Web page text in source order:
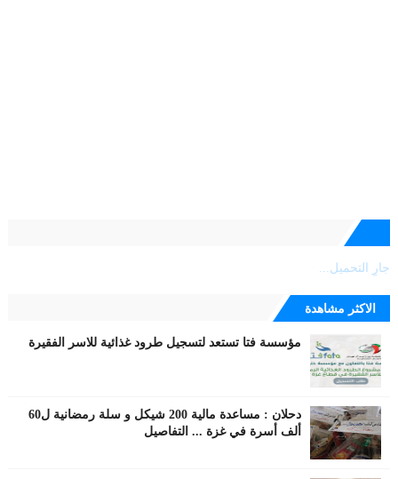
جارٍ التحميل...
الاكثر مشاهدة
مؤسسة فتا تستعد لتسجيل طرود غذائية للاسر الفقيرة
دحلان : مساعدة مالية 200 شيكل و سلة رمضانية ل60
ألف أسرة في غزة ... التفاصيل